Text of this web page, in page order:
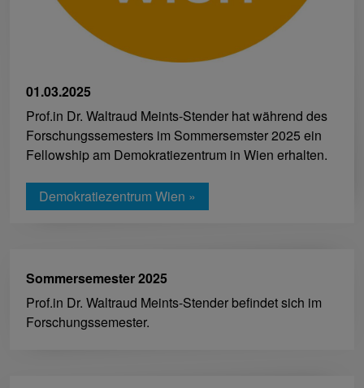
01.03.2025
Prof.in Dr. Waltraud Meints-Stender hat während des
Forschungssemesters im Sommersemster 2025 ein
Fellowship am Demokratiezentrum in Wien erhalten.
Demokratiezentrum Wien »
Sommersemester 2025
Prof.in Dr. Waltraud Meints-Stender befindet sich im
Forschungssemester.